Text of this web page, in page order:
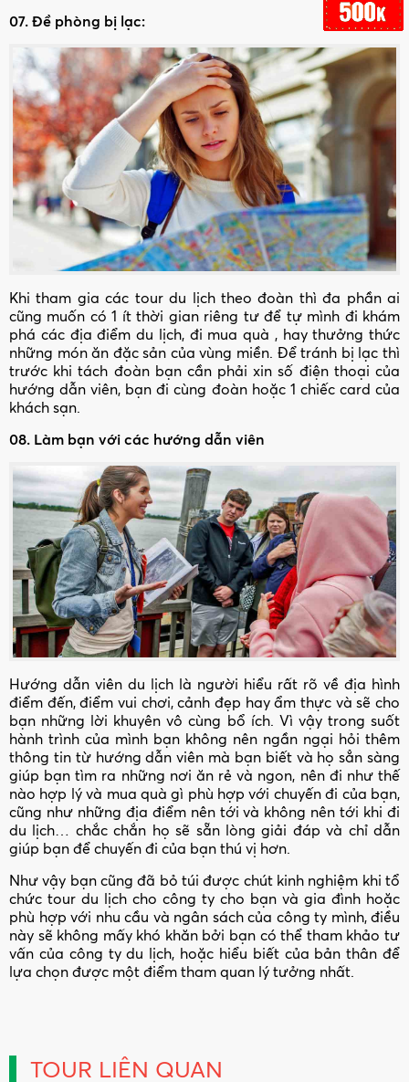
07. Đề phòng bị lạc:
Khi tham gia các tour du lịch theo đoàn thì đa phần ai
cũng muốn có 1 ít thời gian riêng tư để tự mình đi khám
phá các địa điểm du lịch, đi mua quà , hay thưởng thức
những món ăn đặc sản của vùng miền. Để tránh bị lạc thì
trước khi tách đoàn bạn cần phải xin số điện thoại của
hướng dẫn viên, bạn đi cùng đoàn hoặc 1 chiếc card của
khách sạn.
08. Làm bạn với các hướng dẫn viên
Hướng dẫn viên du lịch là người hiểu rất rõ về địa hình
điểm đến, điểm vui chơi, cảnh đẹp hay ẩm thực và sẽ cho
bạn những lời khuyên vô cùng bổ ích. Vì vậy trong suốt
hành trình của mình bạn không nên ngần ngại hỏi thêm
thông tin từ hướng dẫn viên mà bạn biết và họ sẳn sàng
giúp bạn tìm ra những nơi ăn rẻ và ngon, nên đi như thế
nào hợp lý và mua quà gì phù hợp với chuyến đi của bạn,
cũng như những địa điểm nên tới và không nên tới khi đi
du lịch… chắc chắn họ sẽ sẵn lòng giải đáp và chỉ dẫn
giúp bạn để chuyến đi của bạn thú vị hơn.
Như vậy bạn cũng đã bỏ túi được chút kinh nghiệm khi tổ
chức tour du lịch cho công ty cho bạn và gia đình hoặc
phù hợp với nhu cầu và ngân sách của công ty mình, điều
này sẽ không mấy khó khăn bởi bạn có thể tham khảo tư
vấn của công ty du lịch, hoặc hiểu biết của bản thân để
lựa chọn được một điểm tham quan lý tưởng nhất.
TOUR LIÊN QUAN